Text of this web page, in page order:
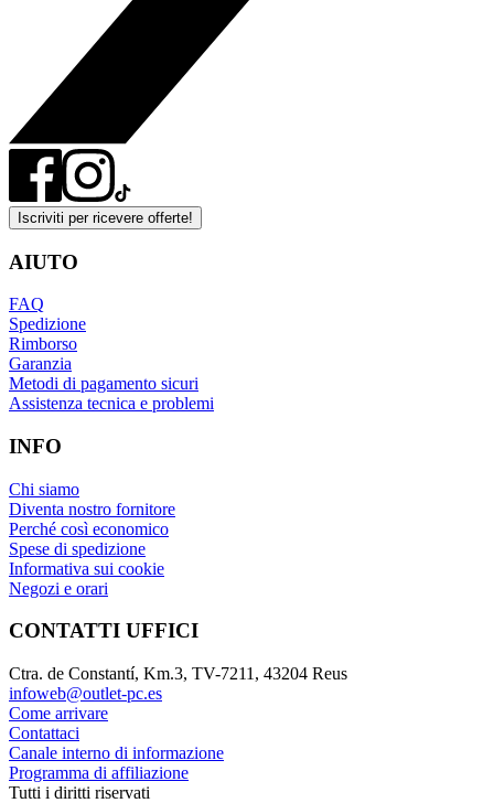
Iscriviti per ricevere offerte!
AIUTO
FAQ
Spedizione
Rimborso
Garanzia
Metodi di pagamento sicuri
Assistenza tecnica e problemi
INFO
Chi siamo
Diventa nostro fornitore
Perché così economico
Spese di spedizione
Informativa sui cookie
Negozi e orari
CONTATTI UFFICI
Ctra. de Constantí, Km.3, TV-7211, 43204 Reus
infoweb@outlet-pc.es
Come arrivare
Contattaci
Canale interno di informazione
Programma di affiliazione
Tutti i diritti riservati